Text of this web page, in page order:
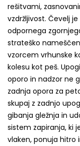
rešitvami,
vzdržljivost. Čevelj
odpornega
strateško
vzorcem vrhunske
kolesu kot peš.
oporo in nadzor ne
zadnja opora za
skupaj z zadnjo
gibanja gležnja in
sistem zapiranja, ki
vlaken, ponuja hitro